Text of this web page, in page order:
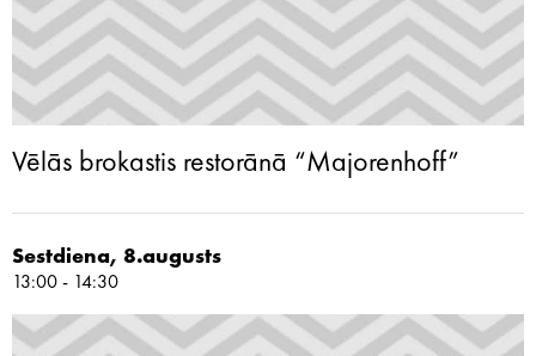
Vēlās brokastis restorānā “Majorenhoff”
Sestdiena, 8.augusts
13:00 - 14:30